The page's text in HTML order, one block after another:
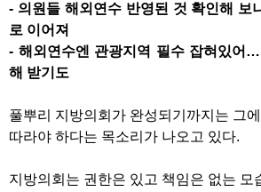
- 의원들 해외연수 반영된 것 확인해 보
로 이어져
- 해외연수엔 관광지역 필수 잡혀있어 …
해 받기도
풀뿌리 지방의회가 완성되기까지는 그
따라야 하다는 목소리가 나오고 있다.
지방의회는 권한은 있고 책임은 없는 모